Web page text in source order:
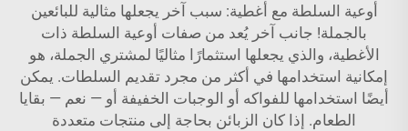
أوعية السلطة مع أغطية: سبب آخر يجعلها مثالية للبائعين
بالجملة! جانب آخر يُعد من صفات أوعية السلطة ذات
الأغطية، والذي يجعلها استثمارًا مثاليًا لمشتري الجملة، هو
إمكانية استخدامها في أكثر من مجرد تقديم السلطات. يمكن
أيضًا استخدامها للفواكه أو الوجبات الخفيفة أو — نعم — بقايا
الطعام. إذا كان الزبائن بحاجة إلى منتجات متعددة